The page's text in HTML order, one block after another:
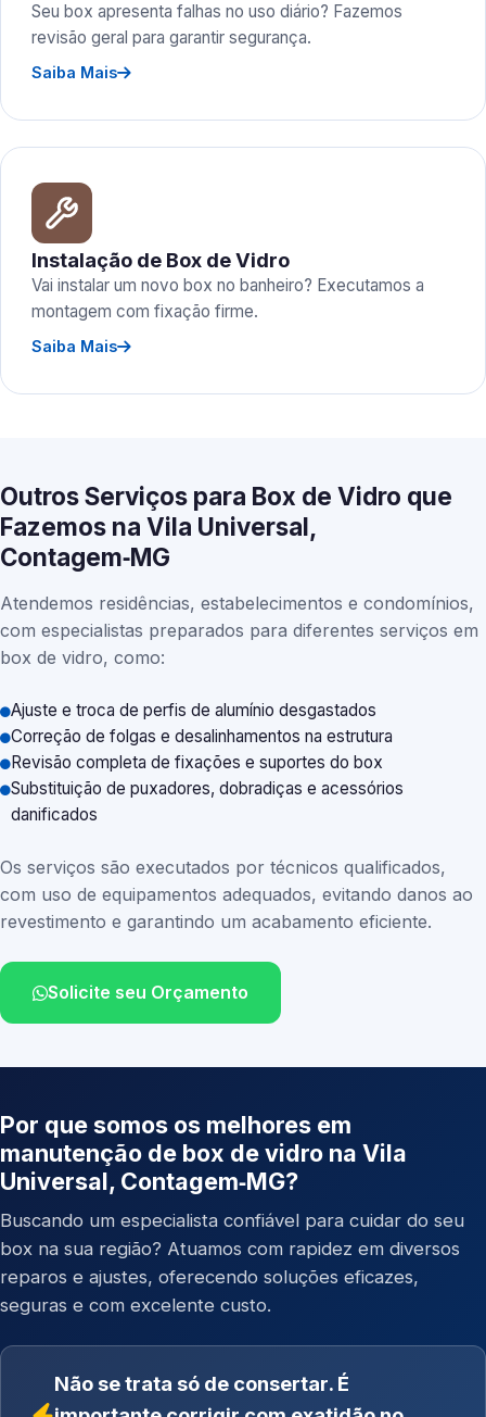
Seu box apresenta falhas no uso diário? Fazemos
revisão geral para garantir segurança.
Saiba Mais
Instalação de Box de Vidro
Vai instalar um novo box no banheiro? Executamos a
montagem com fixação firme.
Saiba Mais
Outros Serviços para Box de Vidro que
Fazemos na Vila Universal,
Contagem‑MG
Atendemos residências, estabelecimentos e condomínios,
com especialistas preparados para diferentes serviços em
box de vidro, como:
Ajuste e troca de perfis de alumínio desgastados
Correção de folgas e desalinhamentos na estrutura
Revisão completa de fixações e suportes do box
Substituição de puxadores, dobradiças e acessórios
danificados
Os serviços são executados por técnicos qualificados,
com uso de equipamentos adequados, evitando danos ao
revestimento e garantindo um acabamento eficiente.
Solicite seu Orçamento
Por que somos os melhores em
manutenção de box de vidro na Vila
Universal, Contagem‑MG?
Buscando um especialista confiável para cuidar do seu
box na sua região? Atuamos com rapidez em diversos
reparos e ajustes, oferecendo soluções eficazes,
seguras e com excelente custo.
Não se trata só de consertar. É